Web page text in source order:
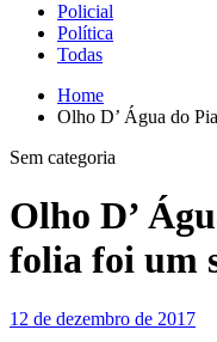
Policial
Política
Todas
Home
Olho D’ Água do
Sem categoria
Olho D’
folia foi um
12 de dezembro de 2017